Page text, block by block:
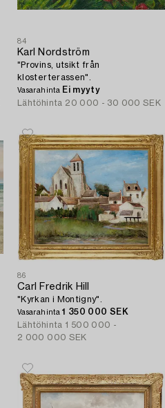
84
Karl Nordström
"Provins, utsikt från
klosterterassen".
Vasarahinta Ei myyty
Lähtöhinta 20 000 - 30 000 SEK
86
Carl Fredrik Hill
"Kyrkan i Montigny".
Vasarahinta1 350 000 SEK
Lähtöhinta 1 500 000 -
2 000 000 SEK